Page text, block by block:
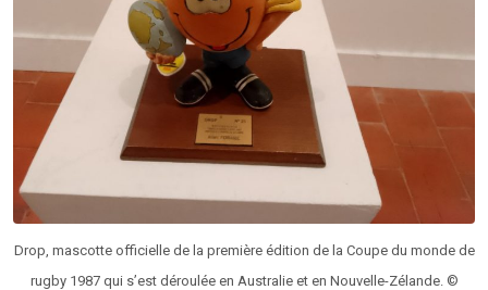
Drop, mascotte officielle de la première édition de la Coupe du monde de
rugby 1987 qui s’est déroulée en Australie et en Nouvelle-Zélande. ©